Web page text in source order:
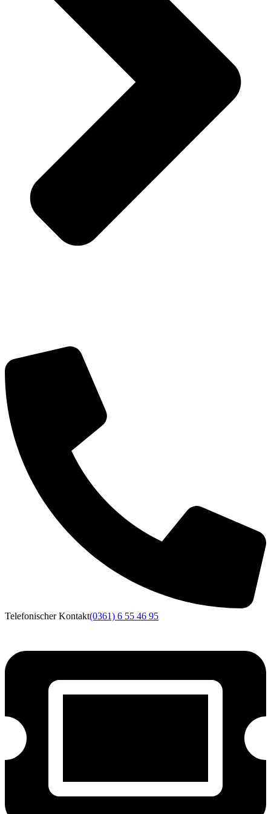
Telefonischer Kontakt(0361) 6 55 46 95